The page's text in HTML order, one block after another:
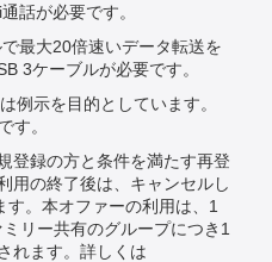
話が必要です。
最大20倍速いデータ転送を
3ケーブルが必要です。
例示を目的としています。
す。
登録の方と条件を満たす再登
用の終了後は、キャンセルし
。本オファーの利用は、1
リー共有のグループにつき1
れます。詳しくは